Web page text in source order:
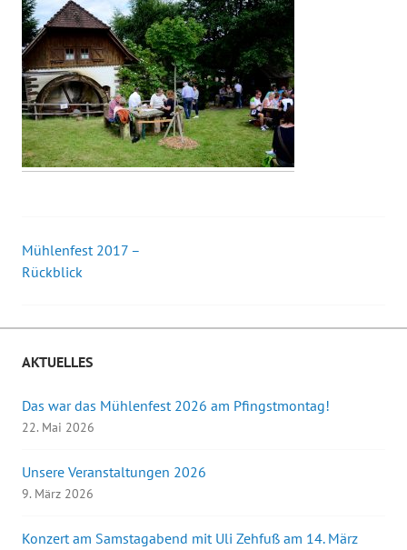
Beitrags-
Mühlenfest 2017 –
Rückblick
AKTUELLES
Das war das Mühlenfest 2026 am Pfingstmontag!
22. Mai 2026
Unsere Veranstaltungen 2026
9. März 2026
Konzert am Samstagabend mit Uli Zehfuß am 14. März